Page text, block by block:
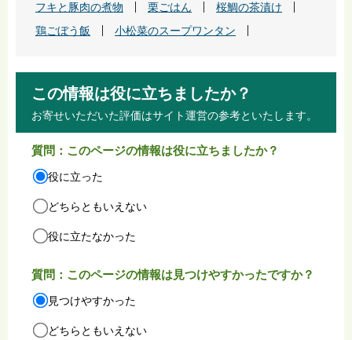
フキと豚肉の煮物 栗ごはん
桜鯛の茶漬け
鶏ごぼう飯
小松菜のスープワンタン
この情報は役に立ちましたか？
お寄せいただいた評価はサイト運営の参考といたします。
質問：このページの情報は役に立ちましたか？
役に立った
どちらともいえない
役に立たなかった
質問：このページの情報は見つけやすかったですか？
見つけやすかった
どちらともいえない